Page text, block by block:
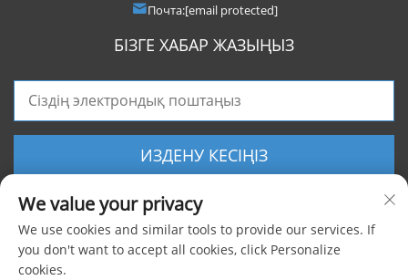
Почта:[email protected]
БІЗГЕ ХАБАР ЖАЗЫҢЫЗ
ИЗДЕНУ КЕСІҢІЗ
Барлық құқықтар сақталған © 2025 Shanghai Foxygen Industrial Co., Ltd.
We value your privacy
We use cookies and similar tools to provide our services. If
you don't want to accept all cookies, click Personalize
cookies.